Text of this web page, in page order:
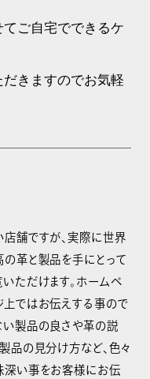
ご自宅でできるケ
きますのでお気軽
店舗ですが、実際に世界
の革と製品を手にとって
いただけます。ホームペ
上ではお伝えする事ので
い製品の良さや革の説
製品の見分け方など、色々
深い事をお客様にお伝